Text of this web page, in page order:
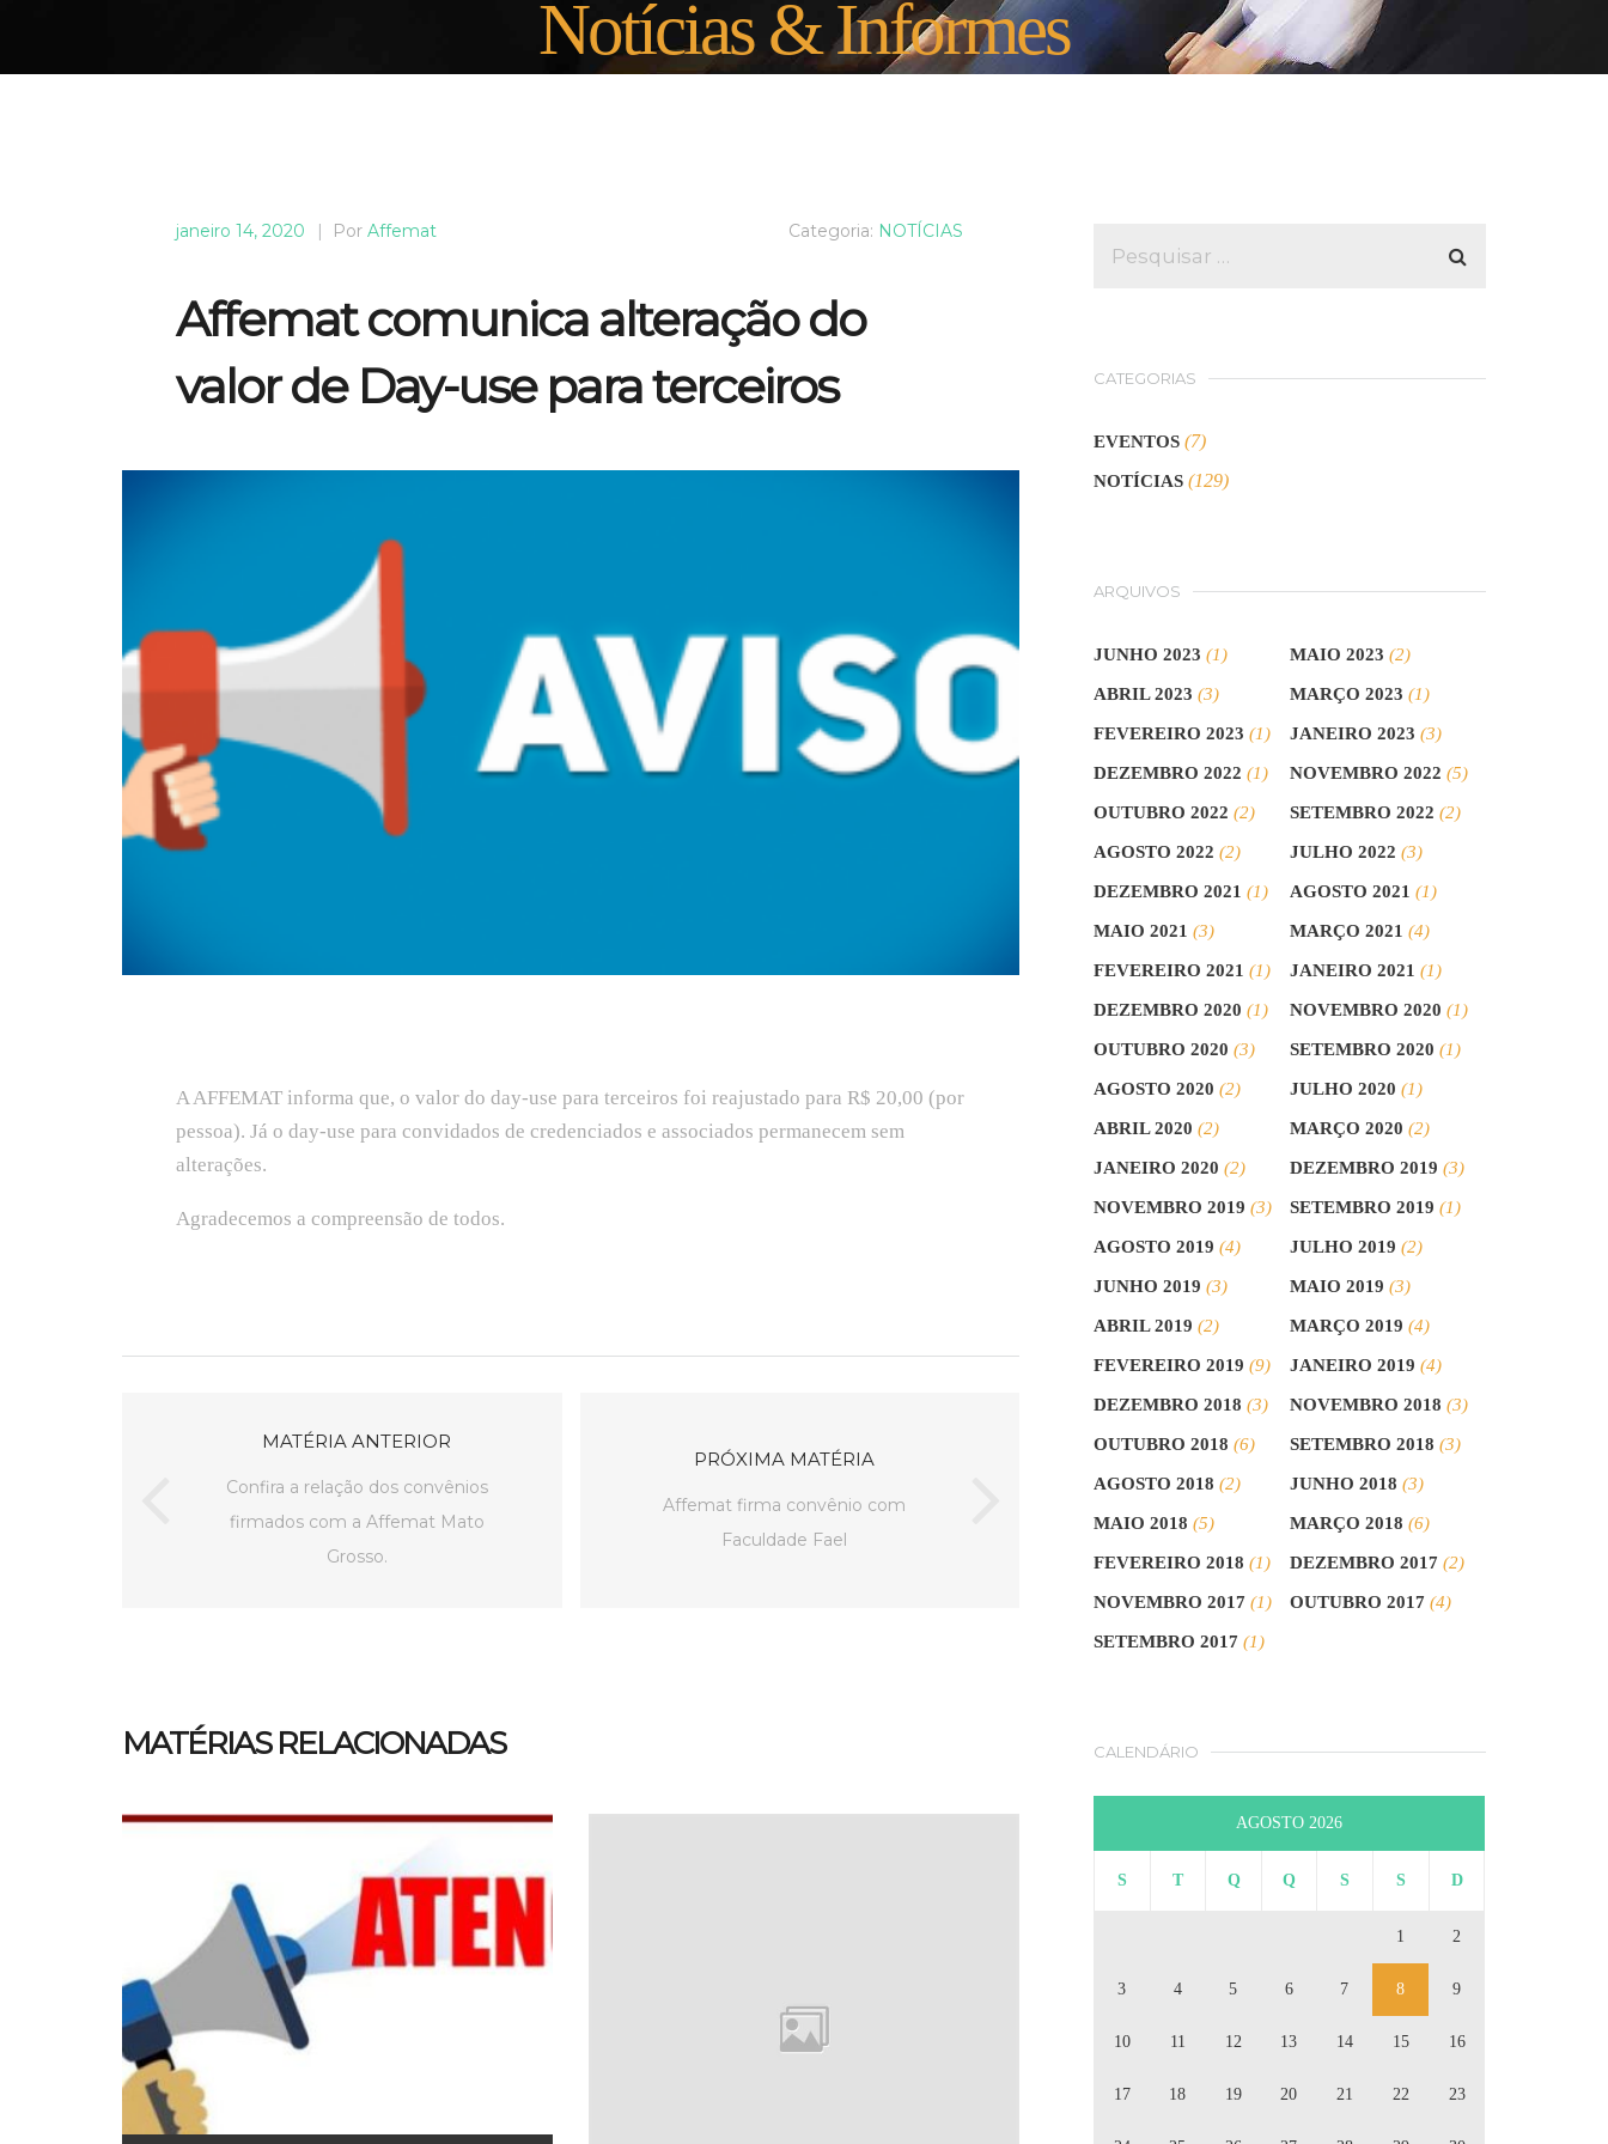
Notícias & Informes
janeiro 14, 2020 | Por Affemat Categoria: NOTÍCIAS
Affemat comunica alteração do
valor de Day-use para terceiros
A AFFEMAT informa que, o valor do day-use para terceiros foi reajustado para R$ 20,00 (por
pessoa). Já o day-use para convidados de credenciados e associados permanecem sem
alterações.
Agradecemos a compreensão de todos.
MATÉRIA ANTERIOR
Confira a relação dos convênios
firmados com a Affemat Mato
Grosso.
PRÓXIMA MATÉRIA
Affemat firma convênio com
Faculdade Fael
MATÉRIAS RELACIONADAS
CATEGORIAS
EVENTOS (7)
NOTÍCIAS (129)
ARQUIVOS
JUNHO 2023 (1) MAIO 2023 (2)
ABRIL 2023 (3) MARÇO 2023 (1)
FEVEREIRO 2023 (1) JANEIRO 2023 (3)
DEZEMBRO 2022 (1) NOVEMBRO 2022 (5)
OUTUBRO 2022 (2) SETEMBRO 2022 (2)
AGOSTO 2022 (2) JULHO 2022 (3)
DEZEMBRO 2021 (1) AGOSTO 2021 (1)
MAIO 2021 (3) MARÇO 2021 (4)
FEVEREIRO 2021 (1) JANEIRO 2021 (1)
DEZEMBRO 2020 (1) NOVEMBRO 2020 (1)
OUTUBRO 2020 (3) SETEMBRO 2020 (1)
AGOSTO 2020 (2) JULHO 2020 (1)
ABRIL 2020 (2) MARÇO 2020 (2)
JANEIRO 2020 (2) DEZEMBRO 2019 (3)
NOVEMBRO 2019 (3) SETEMBRO 2019 (1)
AGOSTO 2019 (4) JULHO 2019 (2)
JUNHO 2019 (3) MAIO 2019 (3)
ABRIL 2019 (2) MARÇO 2019 (4)
FEVEREIRO 2019 (9) JANEIRO 2019 (4)
DEZEMBRO 2018 (3) NOVEMBRO 2018 (3)
OUTUBRO 2018 (6) SETEMBRO 2018 (3)
AGOSTO 2018 (2) JUNHO 2018 (3)
MAIO 2018 (5) MARÇO 2018 (6)
FEVEREIRO 2018 (1) DEZEMBRO 2017 (2)
NOVEMBRO 2017 (1) OUTUBRO 2017 (4)
SETEMBRO 2017 (1)
CALENDÁRIO
AGOSTO 2026
S T Q Q S S D
1 2
3 4 5 6 7 8 9
10 11 12 13 14 15 16
17 18 19 20 21 22 23